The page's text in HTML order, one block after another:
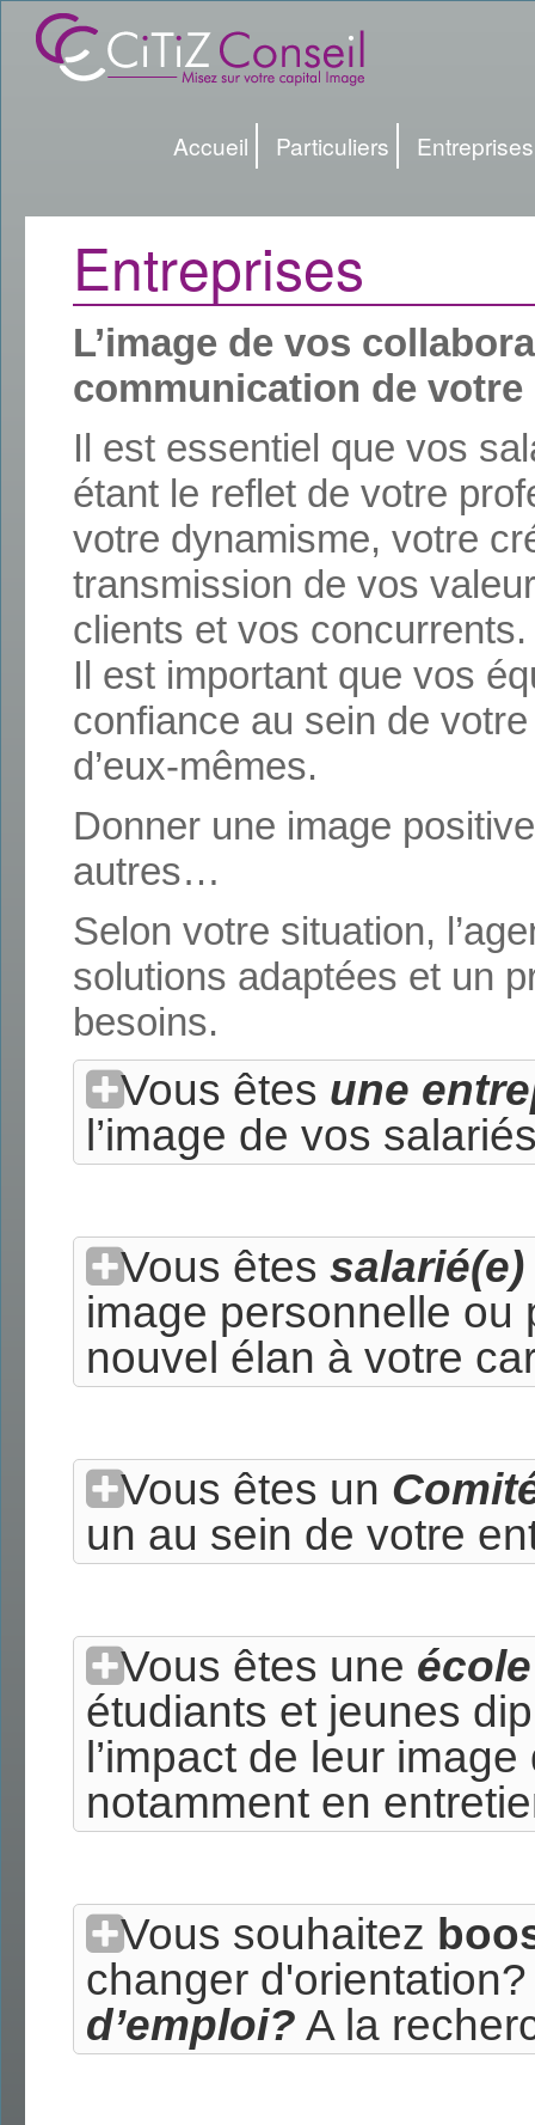
Accueil Particuliers Entreprises
Entreprises
L’image de vos
communication de
Il est essentiel que vos
étant le reflet de votre
votre dynamisme, votre
transmission de vos
clients et vos concurrents.
Il est important que vos
confiance au sein de
d’eux-mêmes.
Donner une image
autres…
Selon votre situation,
solutions adaptées et un
besoins.
Vous êtes une
l’image de vos
Vous êtes salarié(e)
image personnelle ou
nouvel élan à votre
Vous êtes un
un au sein de votre
Vous êtes une école
étudiants et jeunes
l’impact de leur
notamment en
Vous souhaitez
changer
d’emploi? A la